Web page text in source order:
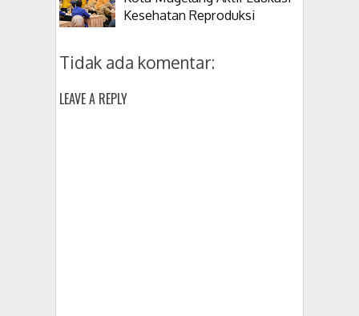
Kesehatan Reproduksi
Tidak ada komentar:
LEAVE A REPLY